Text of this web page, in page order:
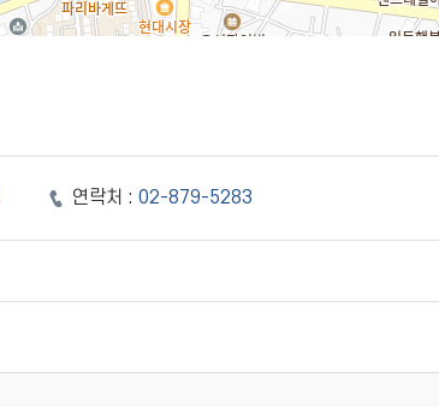
연락처 : 02-879-5283